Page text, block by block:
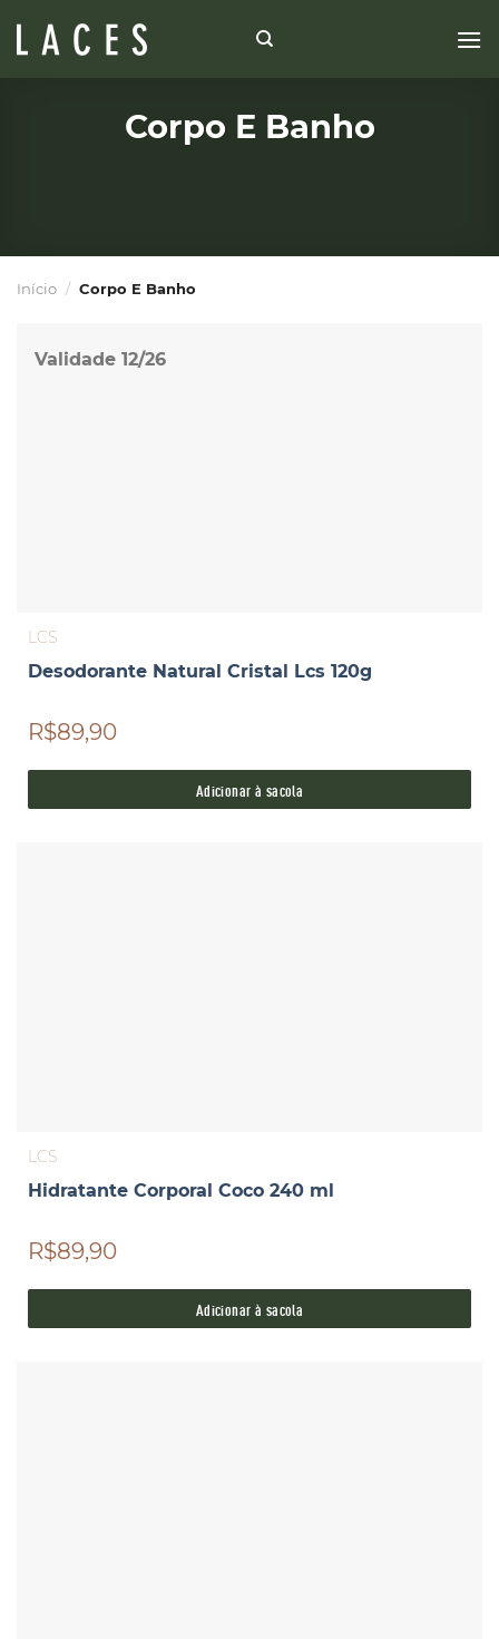
Corpo E Banho
Início / Corpo E Banho
Validade 12/26
LCS
Desodorante Natural Cristal Lcs 120g
R$89,90
Adicionar à sacola
LCS
Hidratante Corporal Coco 240 ml
R$89,90
Adicionar à sacola